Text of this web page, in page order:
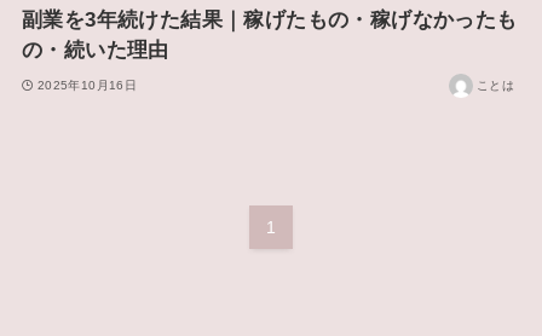
副業を3年続けた結果｜稼げたもの・稼げなかったも
の・続いた理由
2025年10月16日 ことは
1